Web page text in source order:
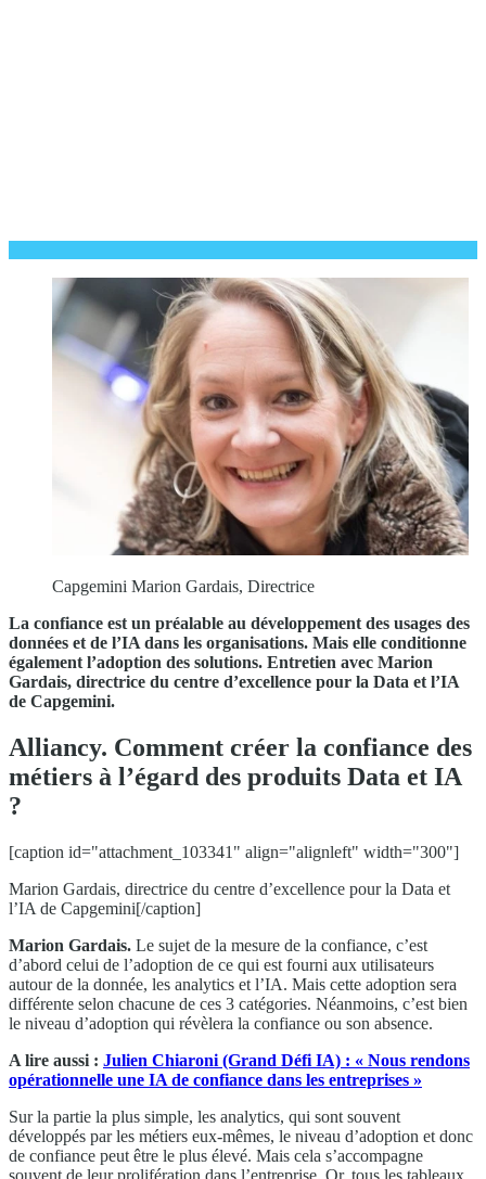
Capgemini Marion Gardais, Directrice
La confiance est un préalable au développement des usages des
données et de l’IA dans les organisations. Mais elle conditionne
également l’adoption des solutions. Entretien avec Marion
Gardais, directrice du centre d’excellence pour la Data et l’IA
de Capgemini.
Alliancy. Comment créer la confiance des
métiers à l’égard des produits Data et IA
?
[caption id="attachment_103341" align="alignleft" width="300"]
Marion Gardais, directrice du centre d’excellence pour la Data et
l’IA de Capgemini[/caption]
Marion Gardais. Le sujet de la mesure de la confiance, c’est
d’abord celui de l’adoption de ce qui est fourni aux utilisateurs
autour de la donnée, les analytics et l’IA. Mais cette adoption sera
différente selon chacune de ces 3 catégories. Néanmoins, c’est bien
le niveau d’adoption qui révèlera la confiance ou son absence.
A lire aussi : Julien Chiaroni (Grand Défi IA) : « Nous rendons
opérationnelle une IA de confiance dans les entreprises »
Sur la partie la plus simple, les analytics, qui sont souvent
développés par les métiers eux-mêmes, le niveau d’adoption et donc
de confiance peut être le plus élevé. Mais cela s’accompagne
souvent de leur prolifération dans l’entreprise. Or, tous les tableaux